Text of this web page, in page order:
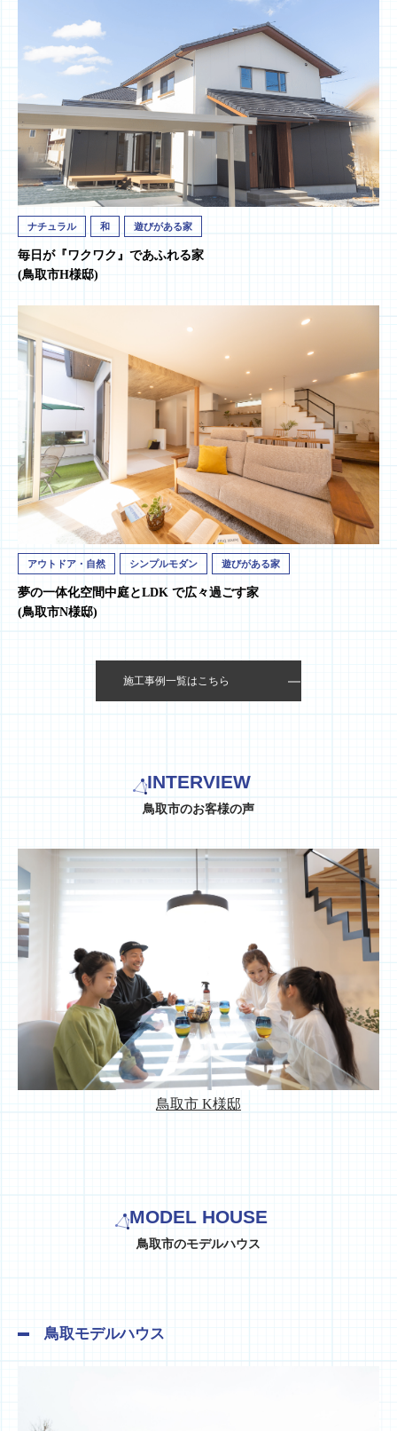
ナチュラル 和 遊びがある家
毎日が『ワクワク』であふれる家
(鳥取市H様邸)
アウトドア・自然 シンプルモダン 遊びがある家
夢の一体化空間中庭とLDK で広々過ごす家
(鳥取市N様邸)
施工事例一覧はこちら
INTERVIEW
鳥取市のお客様の声
鳥取市 K様邸
MODEL HOUSE
鳥取市のモデルハウス
鳥取モデルハウス